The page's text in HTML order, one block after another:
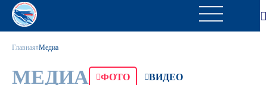
Главная Медиа
МЕДИА ФОТО ВИДЕО